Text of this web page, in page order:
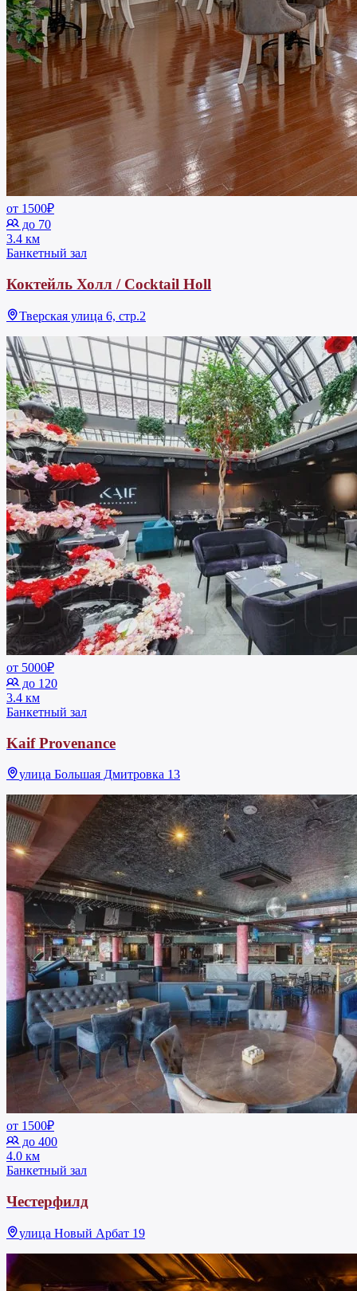
от 1500₽
до 70
3.4 км
Банкетный зал
Коктейль Холл / Cocktail Holl
Тверская улица 6, стр.2
от 5000₽
до 120
3.4 км
Банкетный зал
Kaif Provenance
улица Большая Дмитровка 13
от 1500₽
до 400
4.0 км
Банкетный зал
Честерфилд
улица Новый Арбат 19